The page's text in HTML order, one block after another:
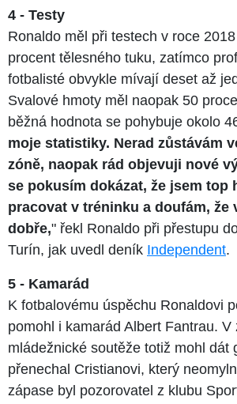
4 - Testy
Ronaldo měl při testech v roce
procent tělesného tuku, zatímco
fotbalisté obvykle mívají deset až
Svalové hmoty měl naopak 50
běžná hodnota se pohybuje okolo
moje statistiky. Nerad zůstávám
zóně, naopak rád objevuji nové
se pokusím dokázat, že jsem top
pracovat v tréninku a doufám, že
dobře," řekl Ronaldo při přestupu
Turín, jak uvedl deník Independent.
5 - Kamarád
K fotbalovému úspěchu Ronaldovi
pomohl i kamarád Albert Fantrau. V
mládežnické soutěže totiž mohl dát
přenechal Cristianovi, který
zápase byl pozorovatel z klubu